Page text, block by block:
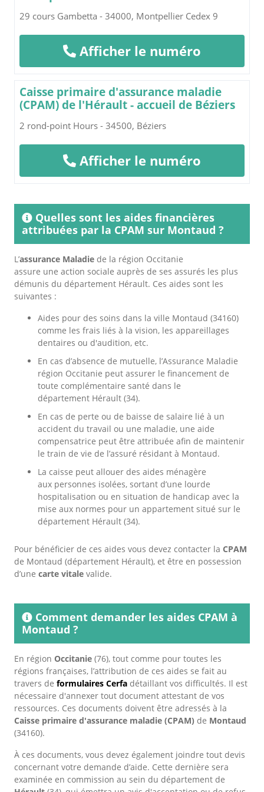
29 cours Gambetta - 34000, Montpellier Cedex 9
Afficher le numéro
Caisse primaire d'assurance maladie
(CPAM) de l'Hérault - accueil de Béziers
2 rond-point Hours - 34500, Béziers
Afficher le numéro
Quelles sont les aides financières
attribuées par la CPAM sur Montaud ?
L’assurance Maladie de la région Occitanie
assure une action sociale auprès de ses assurés les plus
démunis du département Hérault. Ces aides sont les
suivantes :
Aides pour des soins dans la ville Montaud (34160)
comme les frais liés à la vision, les appareillages
dentaires ou d'audition, etc.
En cas d’absence de mutuelle, l’Assurance Maladie
région Occitanie peut assurer le financement de
toute complémentaire santé dans le
département Hérault (34).
En cas de perte ou de baisse de salaire lié à un
accident du travail ou une maladie, une aide
compensatrice peut être attribuée afin de maintenir
le train de vie de l’assuré résidant à Montaud.
La caisse peut allouer des aides ménagère
aux personnes isolées, sortant d’une lourde
hospitalisation ou en situation de handicap avec la
mise aux normes pour un appartement situé sur le
département Hérault (34).
Pour bénéficier de ces aides vous devez contacter la CPAM
de Montaud (département Hérault), et être en possession
d’une carte vitale valide.
Comment demander les aides CPAM à
Montaud ?
En région Occitanie (76), tout comme pour toutes les
régions françaises, l’attribution de ces aides se fait au
travers de formulaires Cerfa détaillant vos difficultés. Il est
nécessaire d'annexer tout document attestant de vos
ressources. Ces documents doivent être adressés à la
Caisse primaire d'assurance maladie (CPAM) de Montaud
(34160).
À ces documents, vous devez également joindre tout devis
concernant votre demande d’aide. Cette dernière sera
examinée en commission au sein du département de